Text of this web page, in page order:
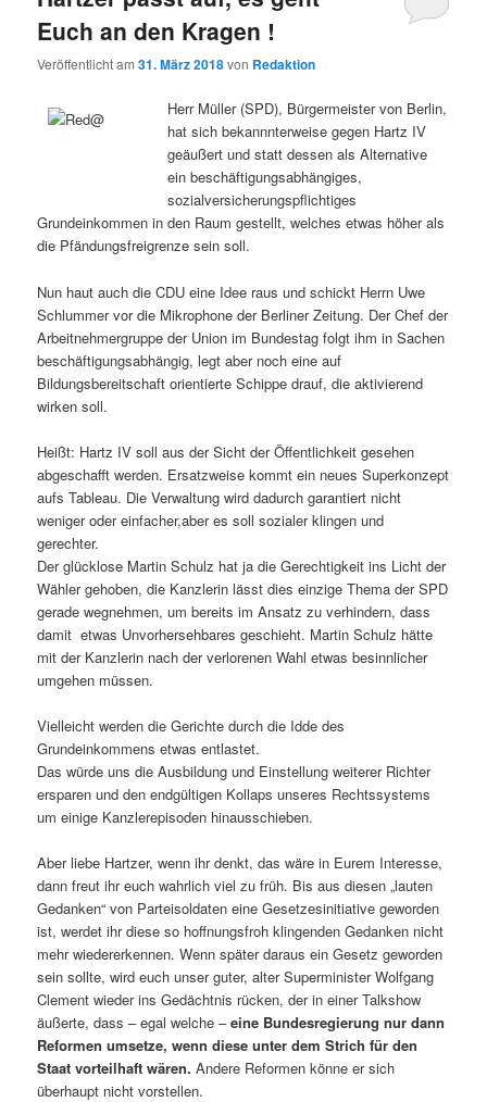
Euch an den Kragen !
Veröffentlicht am31. März 2018von Redaktion
Herr Müller (SPD), Bürgermeister von Berlin,
hat sich bekannnterweise gegen Hartz IV
geäußert und statt dessen als Alternative
ein beschäftigungsabhängiges,
sozialversicherungspflichtiges
Grundeinkommen in den Raum gestellt, welches etwas höher als
die Pfändungsfreigrenze sein soll.
Nun haut auch die CDU eine Idee raus und schickt Herrn Uwe
Schlummer vor die Mikrophone der Berliner Zeitung. Der Chef der
Arbeitnehmergruppe der Union im Bundestag folgt ihm in Sachen
beschäftigungsabhängig, legt aber noch eine auf
Bildungsbereitschaft orientierte Schippe drauf, die aktivierend
wirken soll.
Heißt: Hartz IV soll aus der Sicht der Öffentlichkeit gesehen
abgeschafft werden. Ersatzweise kommt ein neues Superkonzept
aufs Tableau. Die Verwaltung wird dadurch garantiert nicht
weniger oder einfacher,aber es soll sozialer klingen und
gerechter.
Der glücklose Martin Schulz hat ja die Gerechtigkeit ins Licht der
Wähler gehoben, die Kanzlerin lässt dies einzige Thema der SPD
gerade wegnehmen, um bereits im Ansatz zu verhindern, dass
damit etwas Unvorhersehbares geschieht. Martin Schulz hätte
mit der Kanzlerin nach der verlorenen Wahl etwas besinnlicher
umgehen müssen.
Vielleicht werden die Gerichte durch die Idde des
Grundeinkommens etwas entlastet.
Das würde uns die Ausbildung und Einstellung weiterer Richter
ersparen und den endgültigen Kollaps unseres Rechtssystems
um einige Kanzlerepisoden hinausschieben.
Aber liebe Hartzer, wenn ihr denkt, das wäre in Eurem Interesse,
dann freut ihr euch wahrlich viel zu früh. Bis aus diesen „lauten
Gedanken“ von Parteisoldaten eine Gesetzesinitiative geworden
ist, werdet ihr diese so hoffnungsfroh klingenden Gedanken nicht
mehr wiedererkennen. Wenn später daraus ein Gesetz geworden
sein sollte, wird euch unser guter, alter Superminister Wolfgang
Clement wieder ins Gedächtnis rücken, der in einer Talkshow
äußerte, dass – egal welche –eine Bundesregierung nur dann
Reformen umsetze, wenn diese unter dem Strich für den
Staat vorteilhaft wären. Andere Reformen könne er sich
überhaupt nicht vorstellen.